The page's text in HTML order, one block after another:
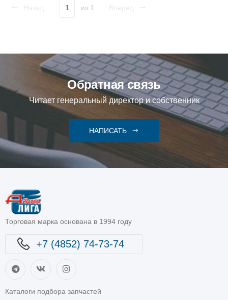
1 из 1
Обратная связь
Читает генеральный директор и собственник
НАПИСАТЬ
Торговая марка основана в 1994 году
+7 (4852) 74-73-74
Каталоги подбора запчастей